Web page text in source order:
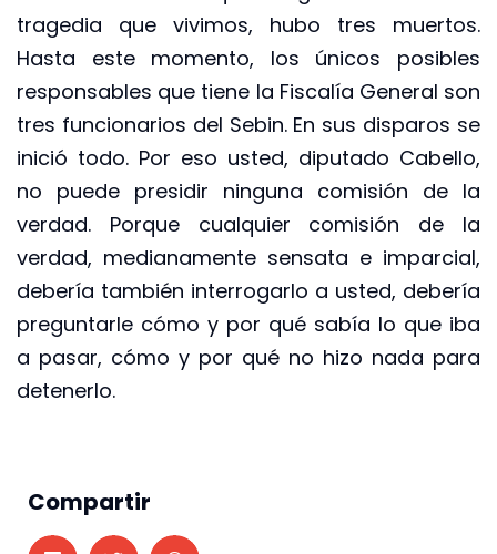
tragedia que vivimos, hubo tres muertos.
Hasta este momento, los únicos posibles
responsables que tiene la Fiscalía General son
tres funcionarios del Sebin. En sus disparos se
inició todo. Por eso usted, diputado Cabello,
no puede presidir ninguna comisión de la
verdad. Porque cualquier comisión de la
verdad, medianamente sensata e imparcial,
debería también interrogarlo a usted, debería
preguntarle cómo y por qué sabía lo que iba
a pasar, cómo y por qué no hizo nada para
detenerlo.
Compartir